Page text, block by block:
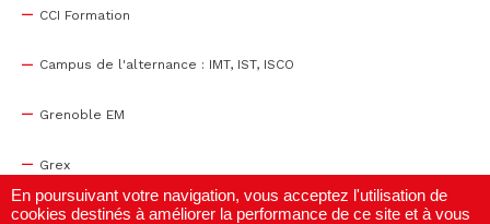
CCI Formation
Campus de l'alternance : IMT, IST, ISCO
Grenoble EM
Grex
WTC Grenoble
En poursuivant votre navigation, vous acceptez l'utilisation de
cookies destinés à améliorer la performance de ce site et à vous